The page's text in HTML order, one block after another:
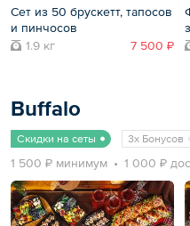
Сет из 50 брускетт, тапосов
и пинчосов
1.9 кг
7 500 ₽
Buffalo
Скидки на сеты 3x Бонусов
1 500 ₽ минимум 1 000 ₽